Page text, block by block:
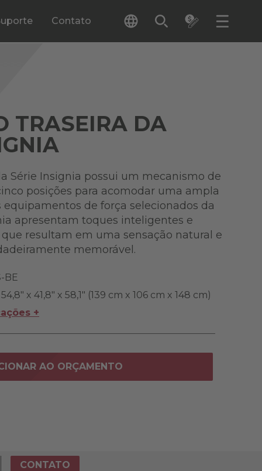
Contato
TRASEIRA DA
Série Insignia possui um mecanismo de
posições para acomodar uma ampla
equipamentos de força selecionados da
apresentam toques inteligentes e
resultam em uma sensação natural e
memorável.
BE
x 41,8" x 58,1" (139 cm x 106 cm x 148 cm)
+
AO ORÇAMENTO
CONTATO